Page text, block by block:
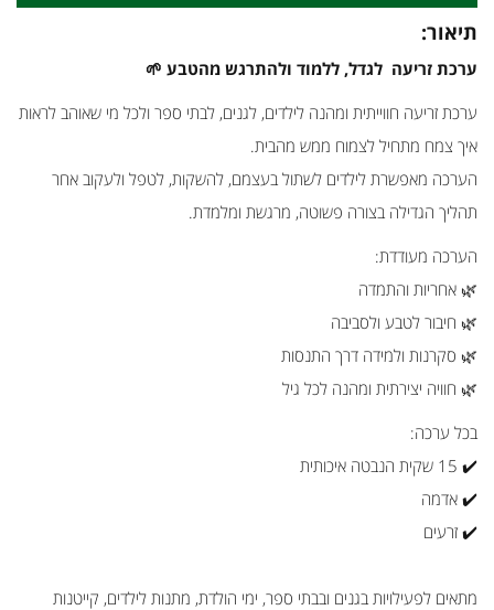
תיאור:
ערכת זריעה לגדל, ללמוד ולהתרגש מהטבע 🌱
ערכת זריעה חווייתית ומהנה לילדים, לגנים, לבתי ספר ולכל מי שאוהב לראות
איך צמח מתחיל לצמוח ממש מהבית.
הערכה מאפשרת לילדים לשתול בעצמם, להשקות, לטפל ולעקוב אחר
תהליך הגדילה בצורה פשוטה, מרגשת ומלמדת.
הערכה מעודדת:
🌿 אחריות והתמדה
🌿 חיבור לטבע ולסביבה
🌿 סקרנות ולמידה דרך התנסות
🌿 חוויה יצירתית ומהנה לכל גיל
בכל ערכה:
✔️ 15 שקית הנבטה איכותית
✔️ אדמה
✔️ זרעים
מתאים לפעילויות בגנים ובבתי ספר, ימי הולדת, מתנות לילדים, קייטנות